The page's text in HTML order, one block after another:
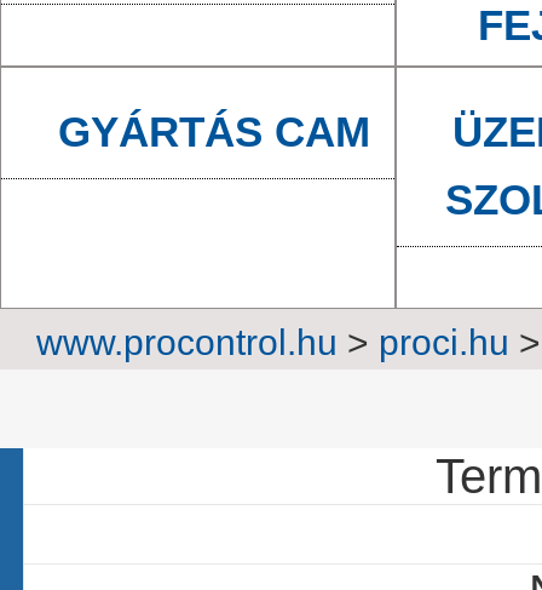
GYÁRTÁS CAM
www.procontrol.hu > proci.hu